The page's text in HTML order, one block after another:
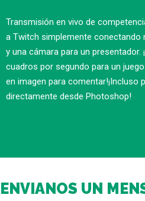
Transmisión en vivo de
a Twitch simplemente conectando
y una cámara para un presentador.
cuadros por segundo para un
en imagen para comentar!¡Incluso
directamente desde Photoshop!
ENVIANOS UN